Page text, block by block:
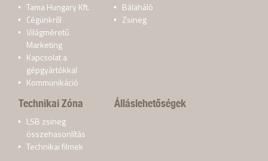
Tama Hungary Kft.
Cégünkről
Világméretű
Marketing
Kapcsolat a
gépgyártókkal
Kommunikáció
Bálaháló
Zsineg
Technikai Zóna
LSB zsineg
összehasonlítás
Technikai filmek
Álláslehetőségek